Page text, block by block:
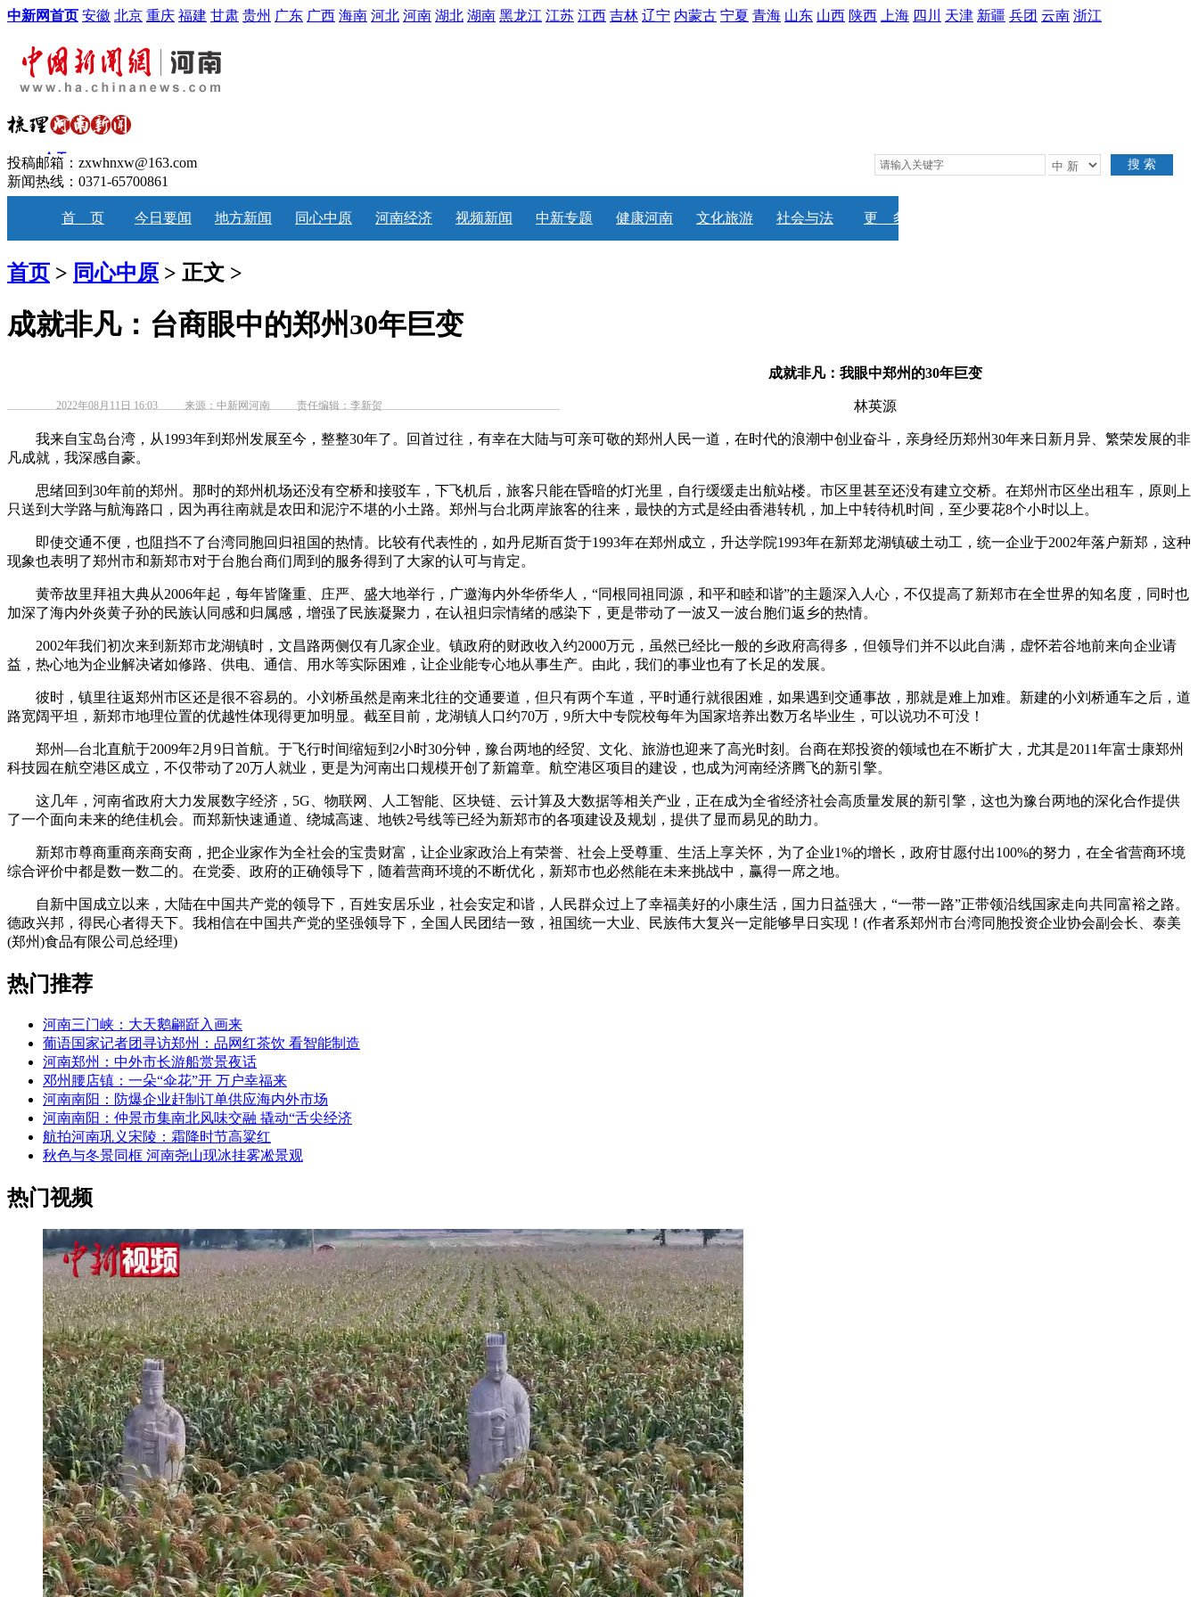
中新网首页 安徽 北京 重庆 福建 甘肃 贵州 广东 广西 海南 河北 河南 湖北 湖南 黑龙江 江苏 江西 吉林 辽宁 内蒙古 宁夏 青海 山东 山西 陕西 上海 四川 天津 新疆 兵团 云南 浙江
搜 索
投稿邮箱：zxwhnxw@163.com
新闻热线：0371-65700861
首 页 今日要闻 地方新闻 同心中原 河南经济 视频新闻 中新专题 健康河南 文化旅游 社会与法 更 多
首页 > 同心中原 > 正文 >
成就非凡：台商眼中的郑州30年巨变
2022年08月11日 16:03 来源：中新网河南 责任编辑：李新贺
成就非凡：我眼中郑州 的30年巨变
林英源
我来自宝岛台湾，从1993年到郑州发展至今，整整30年了。回首过往，有幸在大陆与可亲可敬的郑州人民一道，在时代的浪潮中创业奋斗，亲身经历郑州30年来日新月异、繁荣发展的非
凡成就，我深感自豪。
思绪回到30年前的郑州。那时的郑州机场还没有空桥和接驳车，下飞机后，旅客只能在昏暗的灯光里，自行缓缓走出航站楼。市区里甚至还没有建立交桥。在郑州市区坐出租车，原则上
只送到大学路与航海路口，因为再往南就是农田和泥泞不堪的小土路。郑州与台北两岸旅客的往来，最快的方式是经由香港转机，加上中转待机时间，至少要花8个小时以上。
即使交通不便，也阻挡不了台湾同胞回归祖国的热情。比较有代表性的，如丹尼斯百货于1993年在郑州成立，升达学院1993年在新郑龙湖镇破土动工，统一企业于2002年落户新郑，这种
现象也表明了郑州市和新郑市对于台胞台商们周到的服务得到了大家的认可与肯定。
黄帝故里拜祖大典从2006年起，每年皆隆重、庄严、盛大地举行，广邀海内外华侨华人，“同根同祖同源，和平和睦和谐”的主题深入人心，不仅提高了新郑市在全世界的知名度，同时也
加深了海内外炎黄子孙的民族认同感和归属感，增强了民族凝聚力，在认祖归宗情绪的感染下，更是带动了一波又一波台胞们返乡的热情。
2002年我们初次来到新郑市龙湖镇时，文昌路两侧仅有几家企业。镇政府的财政收入约2000万元，虽然已经比一般的乡政府高得多，但领导们并不以此自满，虚怀若谷地前来向企业请
益，热心地为企业解决诸如修路、供电、通信、用水等实际困难，让企业能专心地从事生产。由此，我们的事业也有了长足的发展。
彼时，镇里往返郑州市区还是很不容易的。小刘桥虽然是南来北往的交通要道，但只有两个车道，平时通行就很困难，如果遇到交通事故，那就是难上加难。新建的小刘桥通车之后，道
路宽阔平坦，新郑市地理位置的优越性体现得更加明显。截至目前，龙湖镇人口约70万，9所大中专院校每年为国家培养出数万名毕业生，可以说功不可没！
郑州—台北直航于2009年2月9日首航。于飞行时间缩短到2小时30分钟，豫台两地的经贸、文化、旅游也迎来了高光时刻。台商在郑投资的领域也在不断扩大，尤其是2011年富士康郑州
科技园在航空港区成立，不仅带动了20万人就业，更是为河南出口规模开创了新篇章。航空港区项目的建设，也成为河南经济腾飞的新引擎。
这几年，河南省政府大力发展数字经济，5G、物联网、人工智能、区块链、云计算及大数据等相关产业，正在成为全省经济社会高质量发展的新引擎，这也为豫台两地的深化合作提供
了一个面向未来的绝佳机会。而郑新快速通道、绕城高速、地铁2号线等已经为新郑市的各项建设及规划，提供了显而易见的助力。
新郑市尊商重商亲商安商，把企业家作为全社会的宝贵财富，让企业家政治上有荣誉、社会上受尊重、生活上享关怀，为了企业1%的增长，政府甘愿付出100%的努力，在全省营商环境
综合评价中都是数一数二的。在党委、政府的正确领导下，随着营商环境的不断优化，新郑市也必然能在未来挑战中，赢得一席之地。
自新中国成立以来，大陆在中国共产党的领导下，百姓安居乐业，社会安定和谐，人民群众过上了幸福美好的小康生活，国力日益强大，“一带一路”正带领沿线国家走向共同富裕之路。
德政兴邦，得民心者得天下。我相信在中国共产党的坚强领导下，全国人民团结一致，祖国统一大业、民族伟大复兴一定能够早日实现！(作者系郑州市台湾同胞投资企业协会副会长、泰美
(郑州)食品有限公司总经理)
热门推荐
河南三门峡：大天鹅翩跹入画来
葡语国家记者团寻访郑州：品网红茶饮 看智能制造
河南郑州：中外市长游船赏景夜话
邓州腰店镇：一朵“伞花”开 万户幸福来
河南南阳：防爆企业赶制订单供应海内外市场
河南南阳：仲景市集南北风味交融 撬动“舌尖经济
航拍河南巩义宋陵：霜降时节高粱红
秋色与冬景同框 河南尧山现冰挂雾凇景观
热门视频